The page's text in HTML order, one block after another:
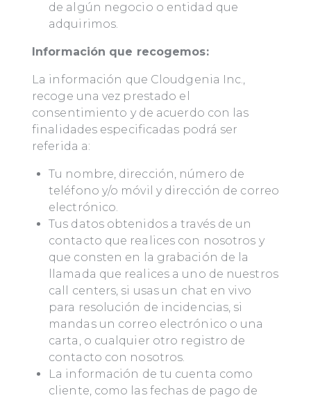
de algún negocio o entidad que
adquirimos.
Información que recogemos:
La información que Cloudgenia Inc.,
recoge una vez prestado el
consentimiento y de acuerdo con las
finalidades especificadas podrá ser
referida a:
Tu nombre, dirección, número de
teléfono y/o móvil y dirección de correo
electrónico.
Tus datos obtenidos a través de un
contacto que realices con nosotros y
que consten en la grabación de la
llamada que realices a uno de nuestros
call centers, si usas un chat en vivo
para resolución de incidencias, si
mandas un correo electrónico o una
carta, o cualquier otro registro de
contacto con nosotros.
La información de tu cuenta como
cliente, como las fechas de pago de